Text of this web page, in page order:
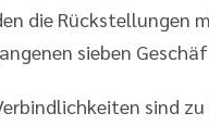
die Rückstellungen
sieben
sind